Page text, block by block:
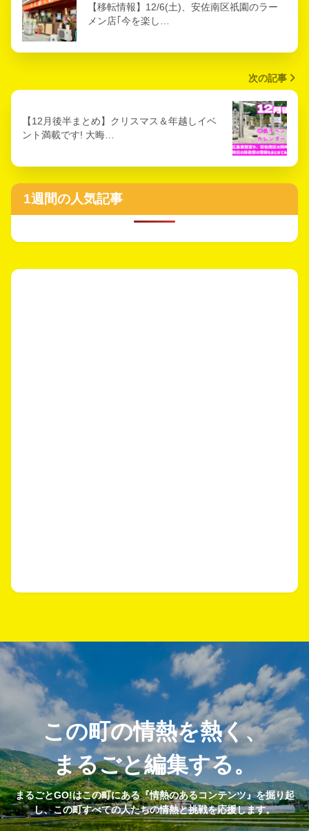
【移転情報】12/6(土)、安佐南区祇園のラー
メン店｢今を楽し…
次の記事
【12月後半まとめ】クリスマス＆年越しイベ
ント満載です! 大晦…
1週間の人気記事
この町の情熱を熱く、
まるごと編集する。
まるごとGO!はこの町にある『情熱のあるコンテンツ』を掘り起
し、この町すべての人たちの情熱と挑戦を応援します。